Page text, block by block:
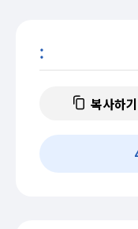
:
복사하기